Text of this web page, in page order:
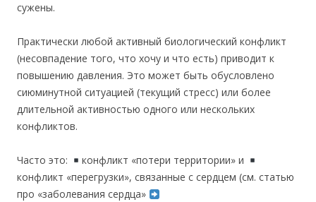
сужены.
Практически любой активный биологический конфликт
(несовпадение того, что хочу и что есть) приводит к
повышению давления. Это может быть обусловлено
сиюминутной ситуацией (текущий стресс) или более
длительной активностью одного или нескольких
конфликтов.
Часто это:
конфликт «потери территории» и
конфликт «перегрузки», связанные с сердцем (см. статью
про «заболевания сердца»